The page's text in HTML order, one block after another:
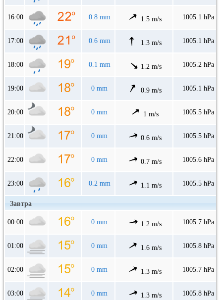
16:00 0.8 mm 1.5 m/s 1005.1 hPa
17:00 0.6 mm 1.3 m/s 1005.1 hPa
18:00 0.1 mm 1.2 m/s 1005.2 hPa
19:00 0 mm 0.9 m/s 1005.1 hPa
20:00 0 mm 1 m/s 1005.5 hPa
21:00 0 mm 0.6 m/s 1005.5 hPa
22:00 0 mm 0.7 m/s 1005.6 hPa
23:00 0.2 mm 1.1 m/s 1005.5 hPa
Завтра
00:00 0 mm 1.2 m/s 1005.7 hPa
01:00 0 mm 1.6 m/s 1005.8 hPa
02:00 0 mm 1.3 m/s 1005.7 hPa
03:00 0 mm 1.3 m/s 1005.8 hPa